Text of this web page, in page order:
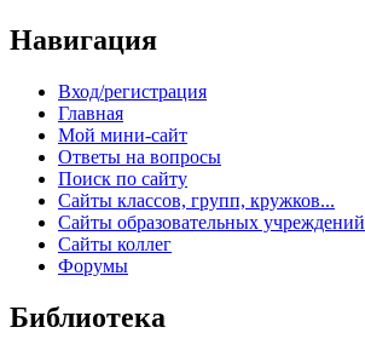
Навигация
Вход/регистрация
Главная
Мой мини-сайт
Ответы на вопросы
Поиск по сайту
Сайты классов, групп, кружков...
Сайты образовательных учреждений
Сайты коллег
Форумы
Библиотека